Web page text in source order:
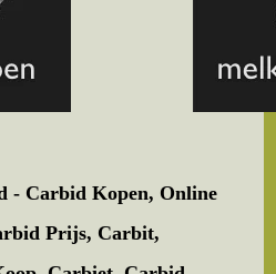
- Carbid Kopen, Online
Prijs, Carbit,